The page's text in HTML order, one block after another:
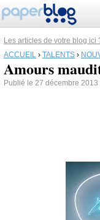
Les articles de votre blog ici
ACCUEIL › TALENTS ›
Amours
Publié le 27 décembre 2013